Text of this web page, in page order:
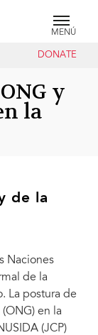
MENÚ
DONATE
y
la
de la
Naciones
de la
La postura de
en la
(JCP)